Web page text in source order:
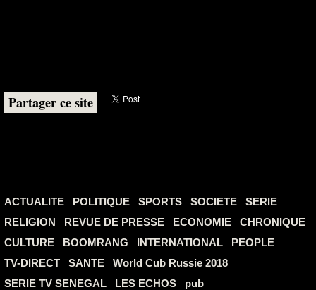
Partager ce site
ACTUALITE POLITIQUE SPORTS SOCIETE
SERIE
RELIGION
REVUE DE PRESSE ECONOMIE
CHRONIQUE
CULTURE
BOOMRANG INTERNATIONAL
PEOPLE
TV-DIRECT
SANTE
World Cub Russie 2018
SERIE TV SENEGAL
LES ECHOS
pub